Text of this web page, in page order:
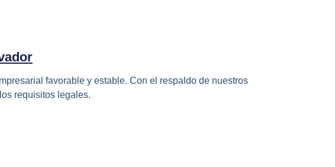
favorable y estable. Con el respaldo de nuestros
requisitos legales.